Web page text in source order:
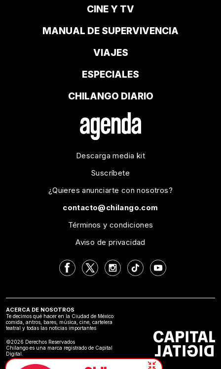
CINE Y TV
MANUAL DE SUPERVIVENCIA
VIAJES
ESPECIALES
CHILANGO DIARIO
Descarga media kit
Suscríbete
¿Quieres anunciarte con nosotros?
contacto@chilango.com
Términos y condiciones
Aviso de privacidad
ACERCA DE NOSOTROS
Te decimos qué hacer en la Ciudad de México:
comida, antros, bares, música, cine, cartelera
teatral y todas las noticias importantes
©2026 Derechos Reservados
Chilango es una marca registrado de Capital
Digital.